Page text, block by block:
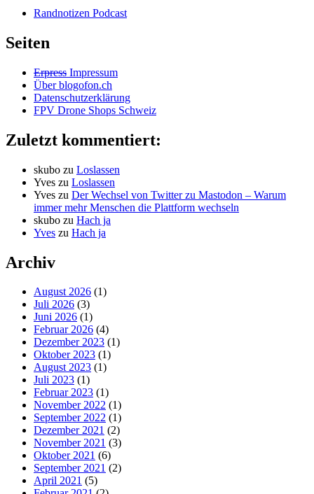
Randnotizen Podcast
Seiten
Erpress Impressum
Über blogofon.ch
Datenschutzerklärung
FPV Drone Shops Schweiz
Zuletzt kommentiert:
skubo zu Loslassen
Yves zu Loslassen
Yves zu Der Wechsel von Twitter zu Mastodon – Warum
immer mehr Menschen die Plattform wechseln
skubo zu Hach ja
Yves zu Hach ja
Archiv
August 2026 (1)
Juli 2026 (3)
Juni 2026 (1)
Februar 2026 (4)
Dezember 2023 (1)
Oktober 2023 (1)
August 2023 (1)
Juli 2023 (1)
Februar 2023 (1)
November 2022 (1)
September 2022 (1)
Dezember 2021 (2)
November 2021 (3)
Oktober 2021 (6)
September 2021 (2)
April 2021 (5)